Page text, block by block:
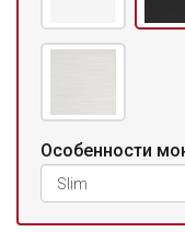
Особенности